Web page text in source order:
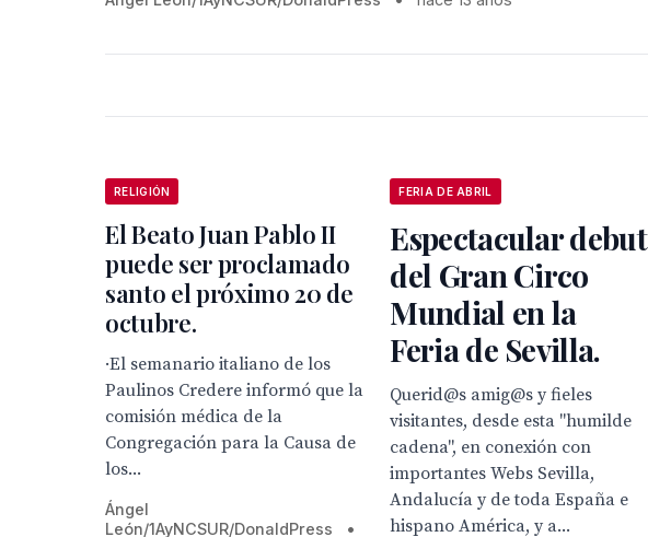
RELIGIÓN
El Beato Juan Pablo II
puede ser proclamado
santo el próximo 20 de
octubre.
·El semanario italiano de los
Paulinos Credere informó que la
comisión médica de la
Congregación para la Causa de
los...
Ángel
León/1AyNCSUR/DonaldPress
•
FERIA DE ABRIL
Espectacular debut
del Gran Circo
Mundial en la
Feria de Sevilla.
Querid@s amig@s y fieles
visitantes, desde esta "humilde
cadena", en conexión con
importantes Webs Sevilla,
Andalucía y de toda España e
hispano América, y a...